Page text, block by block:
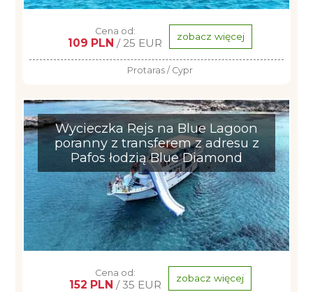
Cena od:
109 PLN / 25 EUR zobacz więcej
Protaras / Cypr
Wycieczka Rejs na Blue Lagoon
poranny z transferem z adresu z
Pafos łodzią Blue Diamond
Cena od:
152 PLN / 35 EUR zobacz więcej